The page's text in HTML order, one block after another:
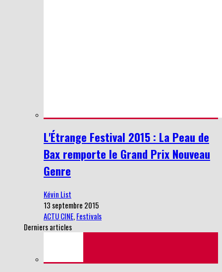
L'Étrange Festival 2015 : La Peau de
Bax remporte le Grand Prix Nouveau
Genre
Kévin List
13 septembre 2015
ACTU CINE,Festivals
Derniers articles